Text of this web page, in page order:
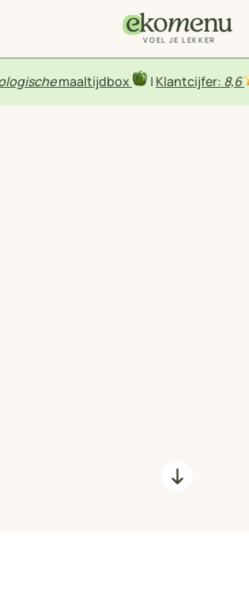
VOEL JE LEKKER
maaltijdbox | Klantcijfer: 8,6